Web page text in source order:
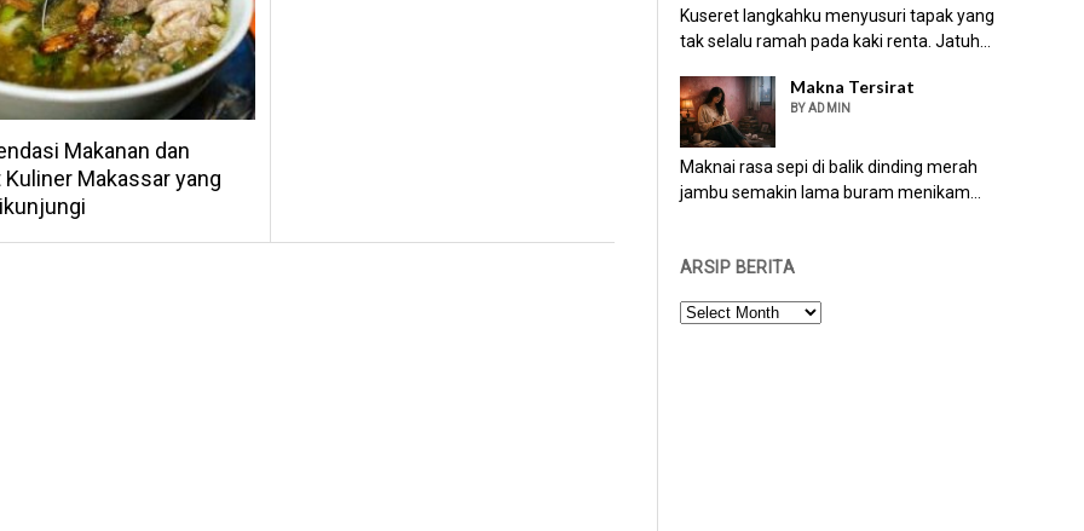
Makanan dan
Makassar yang
Kuseret langkahku menyusuri tapak yang
tak selalu ramah pada kaki renta. Jatuh...
Makna Tersirat
BY ADMIN
Maknai rasa sepi di balik dinding merah
jambu semakin lama buram menikam...
ARSIP BERITA
ARSIP